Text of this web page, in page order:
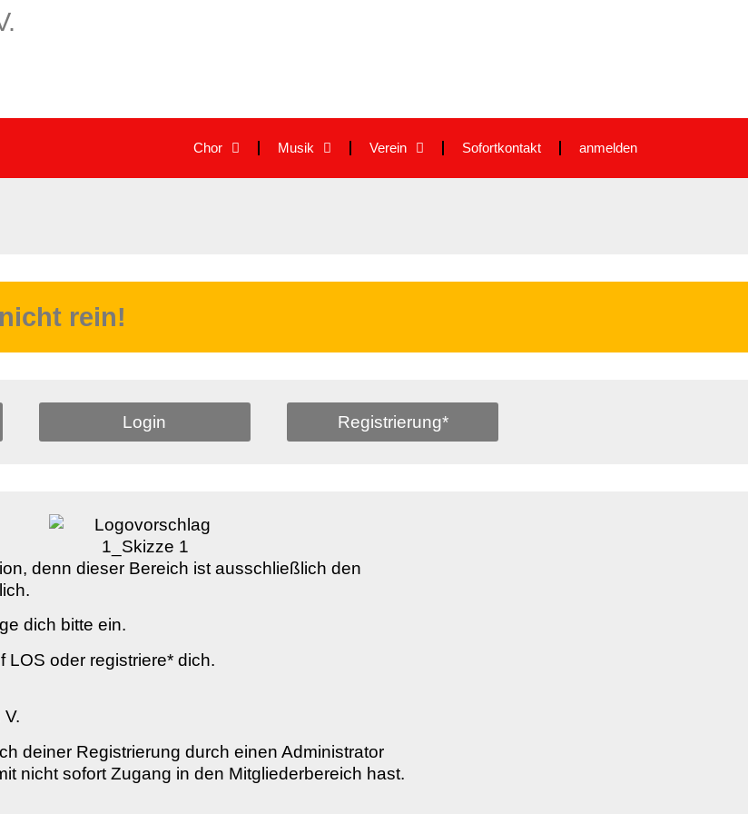
Chor Musik Verein Sofortkontakt anmelden
rein!
Login Registrierung*
denn dieser Bereich ist ausschließlich den
dich bitte ein.
LOS oder registriere* dich.
deiner Registrierung durch einen Administrator
nicht sofort Zugang in den Mitgliederbereich hast.